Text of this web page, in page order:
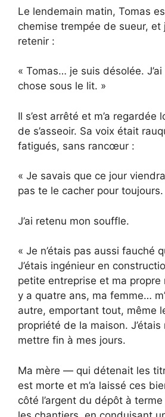
Le lendemain matin, Tomas
chemise trempée de sueur, et
retenir :
« Tomas… je suis désolée.
chose sous le lit. »
Il s’est arrêté et m’a regardée
de s’asseoir. Sa voix était
fatigués, sans rancœur :
« Je savais que ce jour
pas te le cacher pour toujours.
J’ai retenu mon souffle.
« Je n’étais pas aussi fauché
J’étais ingénieur en
petite entreprise et ma propre
y a quatre ans, ma femme…
autre, emportant tout, même
propriété de la maison. J’étais
mettre fin à mes jours.
Ma mère — qui détenait les
est morte et m’a laissé ces
côté l’argent du dépôt à